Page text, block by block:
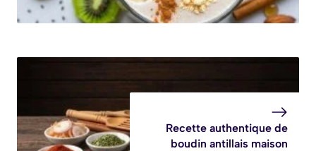
Recette authentique de
boudin antillais maison